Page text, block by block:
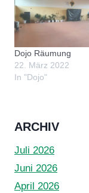
Dojo Räumung
22. März 2022
In "Dojo"
ARCHIV
Juli 2026
Juni 2026
April 2026